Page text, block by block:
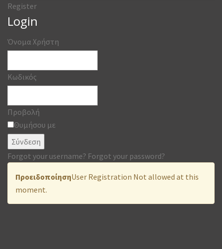
Register
Login
Όνομα Χρήστη
Κωδικός
Προβολή
Θυμήσου με
Σύνδεση
Forgot your username? Forgot your password?
ΠροειδοποίησηUser Registration Not allowed at this
moment.